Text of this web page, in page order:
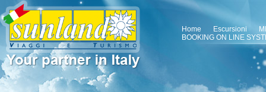
Home Escursioni
BOOKING ON LINE